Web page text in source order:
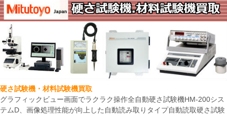
硬さ試験機・材料試験機買取
グラフィックビュー画面でラクラク操作全自動硬さ試験機HM-200シス
テムD、画像処理性能が向上した自動読み取りタイプ自動読取硬さ試験